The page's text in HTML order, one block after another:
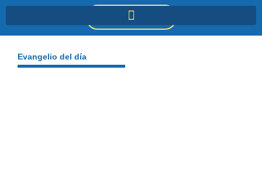
DONACIONES
Evangelio del día